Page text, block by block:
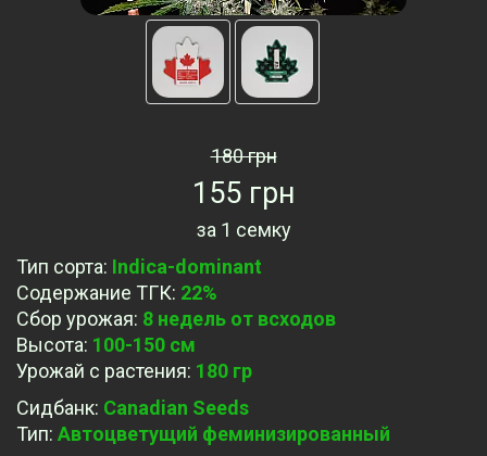
180 грн
155 грн
за 1 семку
Тип сорта: Indica-dominant
Содержание ТГК: 22%
Сбор урожая: 8 недель от всходов
Высота: 100-150 см
Урожай с растения: 180 гр
Сидбанк: Canadian Seeds
Тип: Автоцветущий феминизированный